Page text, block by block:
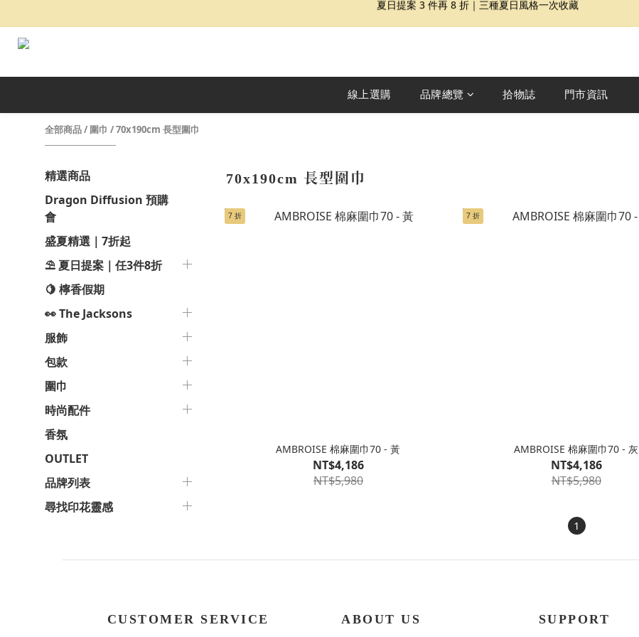
夏日提案 3 件再 8 折｜三種夏日風格一次收藏
盛夏精選｜限定印花組合、精選單品 7 折起
夏日提案 3 件再 8 折｜三種夏日風格一次收藏
線上選購 品牌總覽 拾物誌 門市資訊
全部商品/ 圍巾 /70x190cm 長型圍巾
精選商品
Dragon Diffusion 預購
會
盛夏精選｜7折起
⛱️ 夏日提案｜任3件8折
🍋 檸香假期
👀 The Jacksons
服飾
包款
圍巾
時尚配件
香氛
OUTLET
品牌列表
尋找印花靈感
70x190cm 長型圍巾
7 折
AMBROISE 棉麻圍巾70 - 黃
NT$4,186
NT$5,980
7 折
AMBROISE 棉麻圍巾70 - 灰
NT$4,186
NT$5,980
1
CUSTOMER SERVICE ABOUT US SUPPORT